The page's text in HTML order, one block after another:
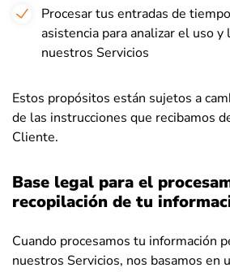
Procesar tus entradas de
asistencia para analizar el uso y
nuestros Servicios
Estos propósitos están sujetos a
de las instrucciones que recibamos
Cliente.
Base legal para el
recopilación de tu
Cuando procesamos tu información
nuestros Servicios, nos basamos en